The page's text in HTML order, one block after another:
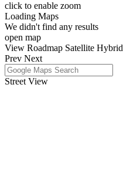
click to enable zoom
Loading Maps
We didn't find any results
open map
View Roadmap Satellite Hybrid
Prev Next
Street View